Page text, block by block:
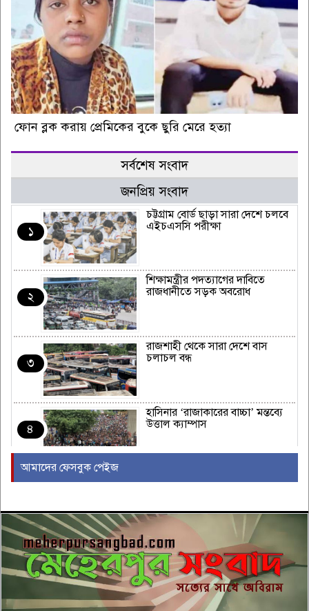
ফোন ব্লক করায় প্রেমিকের বুকে ছুরি মেরে হত্যা
সর্বশেষ সংবাদ
জনপ্রিয় সংবাদ
১
চট্টগ্রাম বোর্ড ছাড়া সারা দেশে চলবে
এইচএসসি পরীক্ষা
২
শিক্ষামন্ত্রীর পদত্যাগের দাবিতে
রাজধানীতে সড়ক অবরোধ
৩
রাজশাহী থেকে সারা দেশে বাস
চলাচল বন্ধ
৪
হাসিনার ‘রাজাকারের বাচ্চা’ মন্তব্যে
উত্তাল ক্যাম্পাস
৬
বন্যায় সাপের উপদ্রব বাড়ছে, চট্টগ্রামে
৭ দিনে কামড়ের শিকার ৯৩ জন
আমাদের ফেসবুক পেইজ